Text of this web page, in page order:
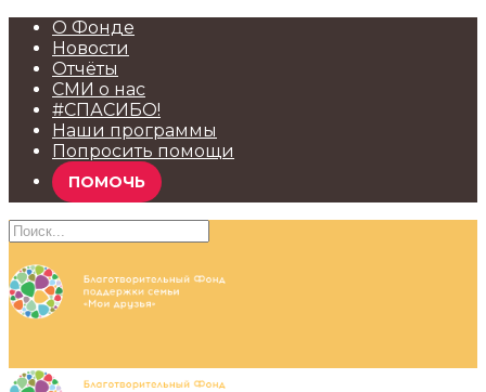
О Фонде
Новости
Отчёты
СМИ о нас
#СПАСИБО!
Наши программы
Попросить помощи
ПОМОЧЬ